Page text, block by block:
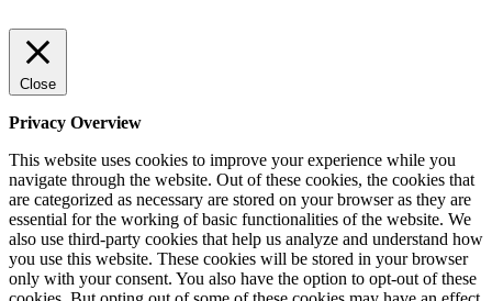
Close
Privacy Overview
This website uses cookies to improve your experience while you
navigate through the website. Out of these cookies, the cookies that
are categorized as necessary are stored on your browser as they are
essential for the working of basic functionalities of the website. We
also use third-party cookies that help us analyze and understand how
you use this website. These cookies will be stored in your browser
only with your consent. You also have the option to opt-out of these